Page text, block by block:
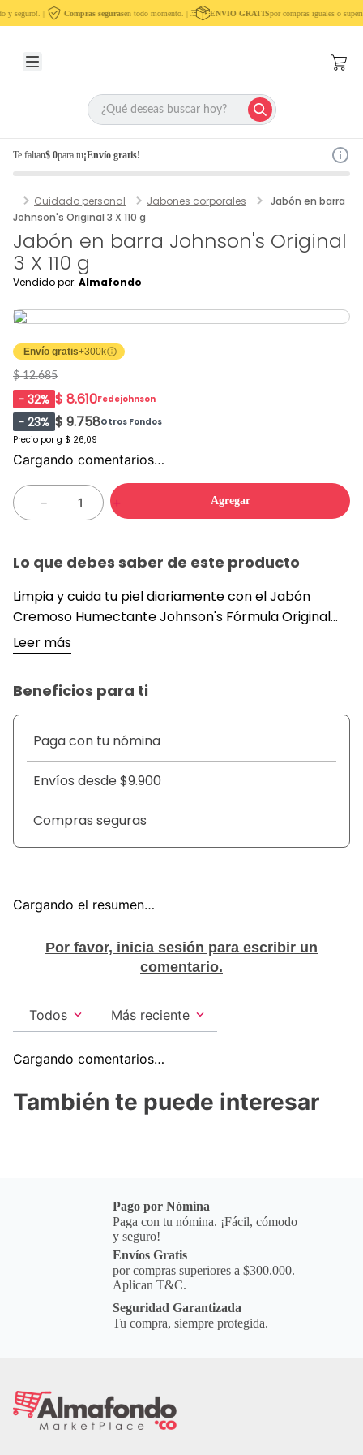
y seguro!. | Compras segurasen todo momento. | ENVIO GRATISpor compras iguales o
Te faltan$ 0para tu¡Envío gratis!
Cuidado personal Jabones corporales
Jabón en barra
Johnson's Original 3 X 110 g
Jabón en barra Johnson's Original
3 X 110 g
Vendido por: Almafondo
Envío gratis+300k
$ 12.685
-32% $ 8.610Fedejohnson
-23% $ 9.758Otros Fondos
Precio por g $ 26,09
Cargando comentarios…
＋
－ Agregar
Lo que debes saber de este producto
Limpia y cuida tu piel diariamente con el Jabón
Cremoso Humectante Johnson's Fórmula Original
que te protege gracias a su contenido de crema
humectante. Elaborado con ingredientes y
piel. *Dermatológicamente comprobado.
Leer más
Beneficios para ti
Paga con tu nómina
Envíos desde $9.900
Compras seguras
Cargando el resumen…
Por favor, inicia sesión para escribir un
comentario.
Más reciente
Todos
Cargando comentarios…
También te puede interesar
Pago por Nómina
Paga con tu nómina. ¡Fácil, cómodo
y seguro!
Envíos Gratis
por compras superiores a $300.000.
Aplican T&C.
Seguridad Garantizada
Tu compra, siempre protegida.